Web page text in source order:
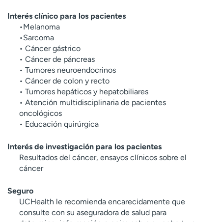
Interés clínico para los pacientes
•Melanoma
•Sarcoma
• Cáncer gástrico
• Cáncer de páncreas
• Tumores neuroendocrinos
• Cáncer de colon y recto
• Tumores hepáticos y hepatobiliares
• Atención multidisciplinaria de pacientes
oncológicos
• Educación quirúrgica
Interés de investigación para los pacientes
Resultados del cáncer, ensayos clínicos sobre el
cáncer
Seguro
UCHealth le recomienda encarecidamente que
consulte con su aseguradora de salud para